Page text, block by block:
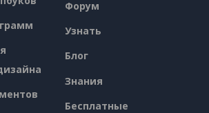
Форум
Узнать
Блог
Знания
Бесплатные